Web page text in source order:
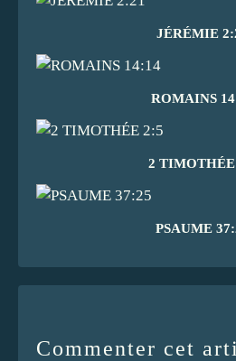
JÉRÉMIE
ROMAINS
2 TIMOTHÉE
PSAUME
Commenter cet